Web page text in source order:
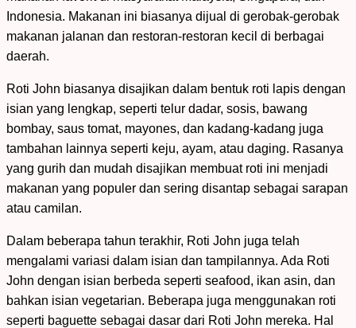
Indonesia. Makanan ini biasanya dijual di gerobak-gerobak
makanan jalanan dan restoran-restoran kecil di berbagai
daerah.
Roti John biasanya disajikan dalam bentuk roti lapis dengan
isian yang lengkap, seperti telur dadar, sosis, bawang
bombay, saus tomat, mayones, dan kadang-kadang juga
tambahan lainnya seperti keju, ayam, atau daging. Rasanya
yang gurih dan mudah disajikan membuat roti ini menjadi
makanan yang populer dan sering disantap sebagai sarapan
atau camilan.
Dalam beberapa tahun terakhir, Roti John juga telah
mengalami variasi dalam isian dan tampilannya. Ada Roti
John dengan isian berbeda seperti seafood, ikan asin, dan
bahkan isian vegetarian. Beberapa juga menggunakan roti
seperti baguette sebagai dasar dari Roti John mereka. Hal